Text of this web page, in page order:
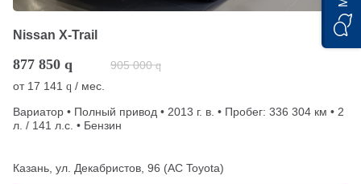
Nissan X-Trail
877 850 q 905 000 q
от 17 141 q / мес.
Вариатор • Полный привод • 2013 г. в. • Пробег: 336 304 км • 2
л. / 141 л.с. • Бензин
Казань, ул. Декабристов, 96 (АС Toyota)